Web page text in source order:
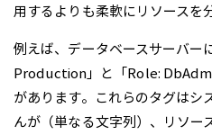
用するよりも柔軟にリソースを
例えば、データベースサーバ
Production」と「Role:
があります。これらのタグはシ
んが（単なる文字列）、リソー